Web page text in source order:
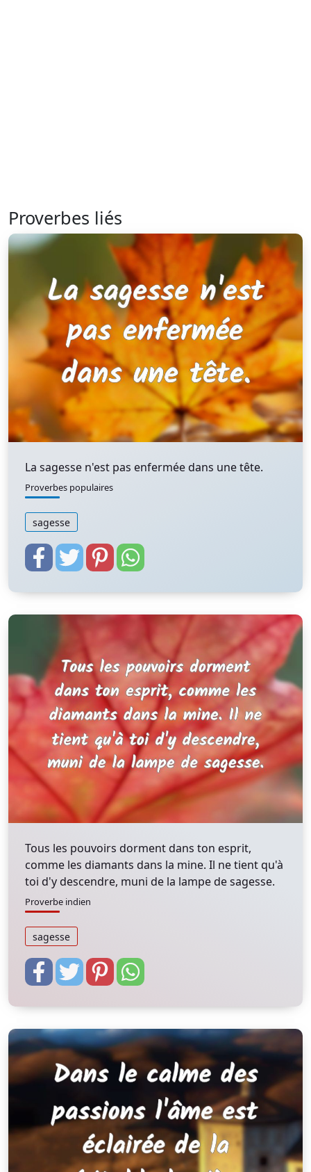
Proverbes liés
La sagesse n'est pas enfermée dans une tête.
Proverbes populaires
sagesse
Tous les pouvoirs dorment dans ton esprit,
comme les diamants dans la mine. Il ne tient qu'à
toi d'y descendre, muni de la lampe de sagesse.
Proverbe indien
sagesse